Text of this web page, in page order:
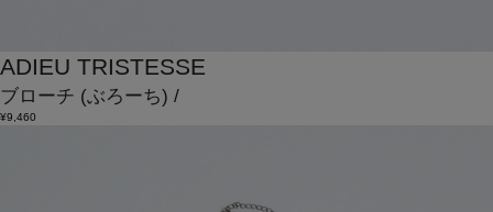
ADIEU TRISTESSE
ブローチ (ぶろーち) /
¥9,460